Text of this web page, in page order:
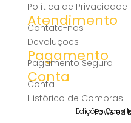
Política de Privacidade
Atendimento
Contate-nos
Devoluções
Pagamento
Pagamento Seguro
Conta
Conta
Histórico de Compras
EdiçõesPowered